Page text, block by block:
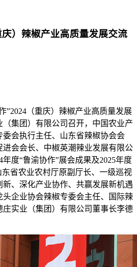
）辣椒产业高质量发展交流
（重庆）辣椒产业高质量发展
集团）有限公司召开，中国农业产
会执行主任、山东省辣椒协会会
会会长、中椒英潮辣业发展有限公
度“鲁渝协作”展会成果及2025年度
省农业农村厅原副厅长、一级巡视
新、深化产业协作、共赢发展新机遇
企业协会辣椒专委会主任、国际辣
实业（集团）有限公司董事长李德